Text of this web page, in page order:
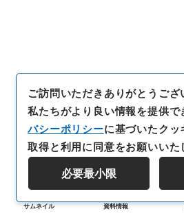
サムネイル 資料情報
ご訪問いただきありがとうござ
私たちがより良い情報を提供で
バシーポリシーに基づいたク
取得と利用に同意をお願いいた
必要最小限